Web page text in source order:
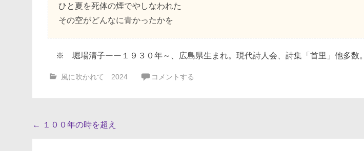
ひと夏を死体の煙でやしなわれた
その空がどんなに青かったかを
※ 堀場清子ーー１９３０年～、広島県生まれ。現代詩人会、詩集「首里」他多数。
風に吹かれて 2024 コメントする
投
← １００年の時を超え